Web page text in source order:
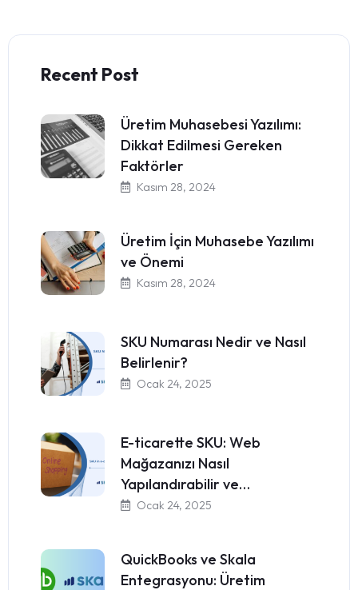
Recent Post
Üretim Muhasebesi Yazılımı:
Dikkat Edilmesi Gereken
Faktörler
Kasım 28, 2024
Üretim İçin Muhasebe Yazılımı
ve Önemi
Kasım 28, 2024
SKU Numarası Nedir ve Nasıl
Belirlenir?
Ocak 24, 2025
E-ticarette SKU: Web
Mağazanızı Nasıl
Yapılandırabilir ve…
Ocak 24, 2025
QuickBooks ve Skala
Entegrasyonu: Üretim